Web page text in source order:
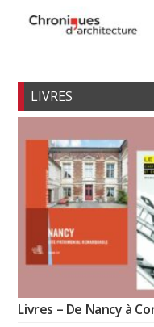
LIVRES
Livres – De Nancy à